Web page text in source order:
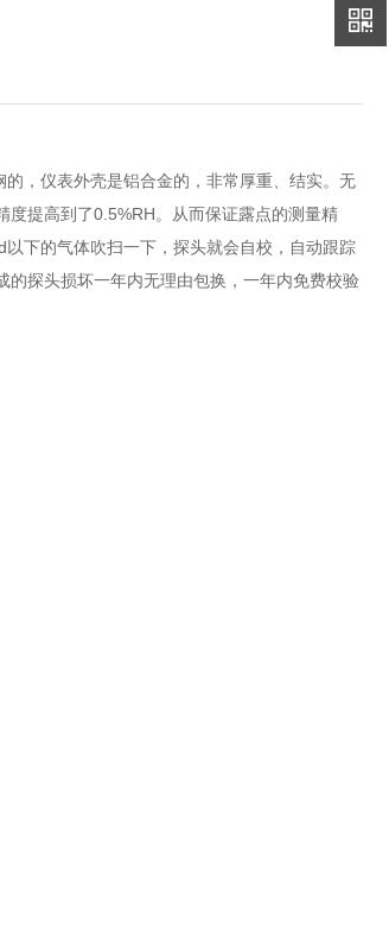
，仪表外壳是铝合金的，非常厚重、结实。无
提高到了0.5%RH。从而保证露点的测量精
下的气体吹扫一下，探头就会自校，自动跟踪
探头损坏一年内无理由包换，一年内免费校验